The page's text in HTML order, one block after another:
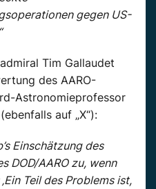
gegen US-
Tim Gallaudet
des AARO-
Astronomieprofessor
auf „X“):
Einschätzung des
DOD/AARO zu, wenn
Teil des Problems ist,